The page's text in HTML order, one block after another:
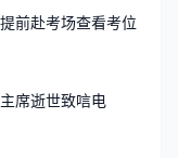
前赴考场查看考位
席逝世致唁电